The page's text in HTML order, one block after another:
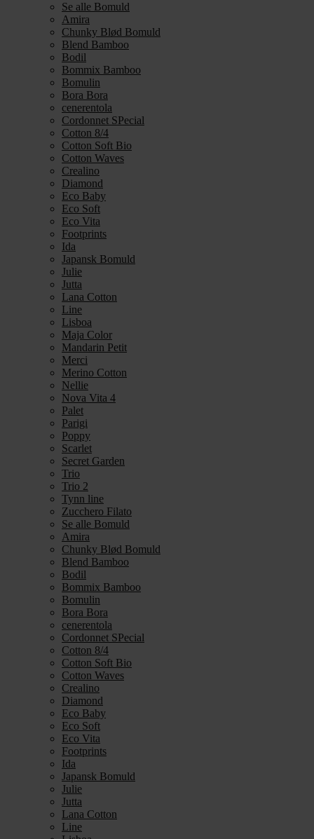
Se alle Bomuld
Amira
Chunky Blød Bomuld
Blend Bamboo
Bodil
Bommix Bamboo
Bomulin
Bora Bora
cenerentola
Cordonnet SPecial
Cotton 8/4
Cotton Soft Bio
Cotton Waves
Crealino
Diamond
Eco Baby
Eco Soft
Eco Vita
Footprints
Ida
Japansk Bomuld
Julie
Jutta
Lana Cotton
Line
Lisboa
Maja Color
Mandarin Petit
Merci
Merino Cotton
Nellie
Nova Vita 4
Palet
Parigi
Poppy
Scarlet
Secret Garden
Trio
Trio 2
Tynn line
Zucchero Filato
Se alle Bomuld
Amira
Chunky Blød Bomuld
Blend Bamboo
Bodil
Bommix Bamboo
Bomulin
Bora Bora
cenerentola
Cordonnet SPecial
Cotton 8/4
Cotton Soft Bio
Cotton Waves
Crealino
Diamond
Eco Baby
Eco Soft
Eco Vita
Footprints
Ida
Japansk Bomuld
Julie
Jutta
Lana Cotton
Line